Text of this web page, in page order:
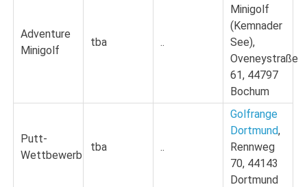
Adventure
Minigolf
tba ..
Minigolf
(Kemnader
See),
Oveneystraße
61, 44797
Bochum
Putt-
Wettbewerb
tba ..
Golfrange
Dortmund,
Rennweg
70, 44143
Dortmund